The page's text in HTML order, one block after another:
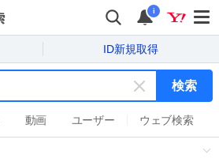
i
ID新規取得
キ
ー
ワ
検索
動画 ユーザー ウェブ検索